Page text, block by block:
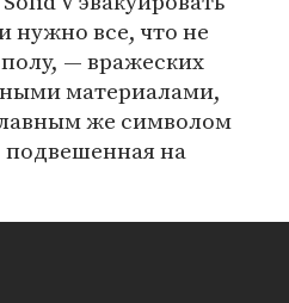
все, что не
— вражеских
материалами,
же символом
подвешенная на